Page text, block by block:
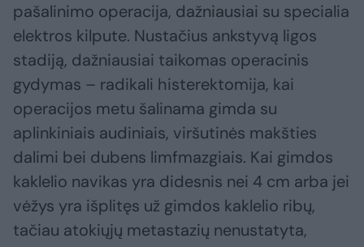
pašalinimo operacija, dažniausiai su specialia
elektros kilpute. Nustačius ankstyvą ligos
stadiją, dažniausiai taikomas operacinis
gydymas – radikali histerektomija, kai
operacijos metu šalinama gimda su
aplinkiniais audiniais, viršutinės makšties
dalimi bei dubens limfmazgiais. Kai gimdos
kaklelio navikas yra didesnis nei 4 cm arba jei
vėžys yra išplitęs už gimdos kaklelio ribų,
tačiau atokiųjų metastazių nenustatyta,